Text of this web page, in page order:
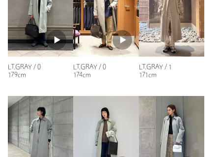
商品詳細
注文キャンセル 対象商品
返品 対象商品
タイプ MEN｜WOMEN
カテゴリー コート / ブルゾン その他コート / ブルゾン
サイズ
素材
表生地；コットン58％ ナイロン42％ 裏生地；キュ
Check the recommended size
Try this item on
LT.GRAY / 0
179cm
LT.GRAY / 0
174cm
LT.GRAY / 1
171cm